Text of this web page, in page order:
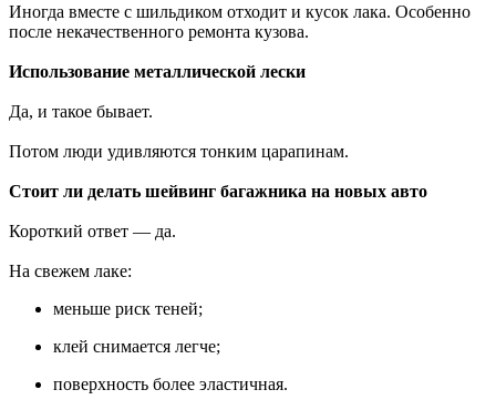
Иногда вместе с шильдиком отходит и кусок лака. Особенно
после некачественного ремонта кузова.
Использование металлической лески
Да, и такое бывает.
Потом люди удивляются тонким царапинам.
Стоит ли делать шейвинг багажника на новых авто
Короткий ответ — да.
На свежем лаке:
меньше риск теней;
клей снимается легче;
поверхность более эластичная.